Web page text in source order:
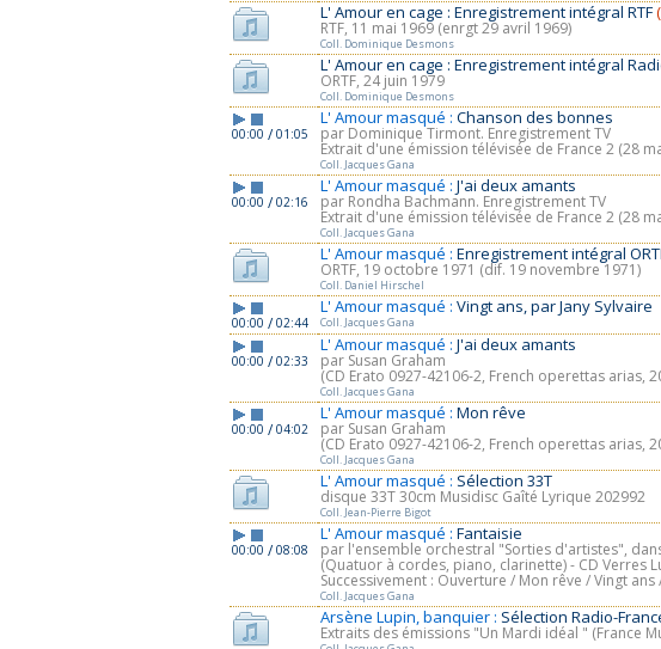
L' Amour en cage : Enregistrement intégral RTF
RTF, 11 mai 1969 (enrgt 29 avril 1969)
Coll. Dominique Desmons
L' Amour en cage : Enregistrement intégral
ORTF, 24 juin 1979
Coll. Dominique Desmons
00:00 /01:05
L' Amour masqué : Chanson des bonnes
par Dominique Tirmont. Enregistrement TV
Extrait d'une émission télévisée de France 2 (28
Coll. Jacques Gana
00:00 /02:16
L' Amour masqué : J'ai deux amants
par Rondha Bachmann. Enregistrement TV
Extrait d'une émission télévisée de France 2 (28
Coll. Jacques Gana
L' Amour masqué : Enregistrement intégral
ORTF, 19 octobre 1971 (dif. 19 novembre 1971)
Coll. Daniel Hirschel
00:00 /02:44
L' Amour masqué : Vingt ans, par Jany Sylvaire
Coll. Jacques Gana
00:00 /02:33
L' Amour masqué : J'ai deux amants
par Susan Graham
(CD Erato 0927-42106-2, French operettas arias,
Coll. Jacques Gana
00:00 /04:02
L' Amour masqué : Mon rêve
par Susan Graham
(CD Erato 0927-42106-2, French operettas arias,
Coll. Jacques Gana
L' Amour masqué : Sélection 33T
disque 33T 30cm Musidisc Gaîté Lyrique 202992
Coll. Jean-Pierre Bigot
00:00 /08:08
L' Amour masqué : Fantaisie
par l'ensemble orchestral "Sorties d'artistes",
(Quatuor à cordes, piano, clarinette) - CD Verres
Successivement : Ouverture / Mon rêve / Vingt
Coll. Jacques Gana
Arsène Lupin, banquier : Sélection Radio-
Extraits des émissions "Un Mardi idéal " (France